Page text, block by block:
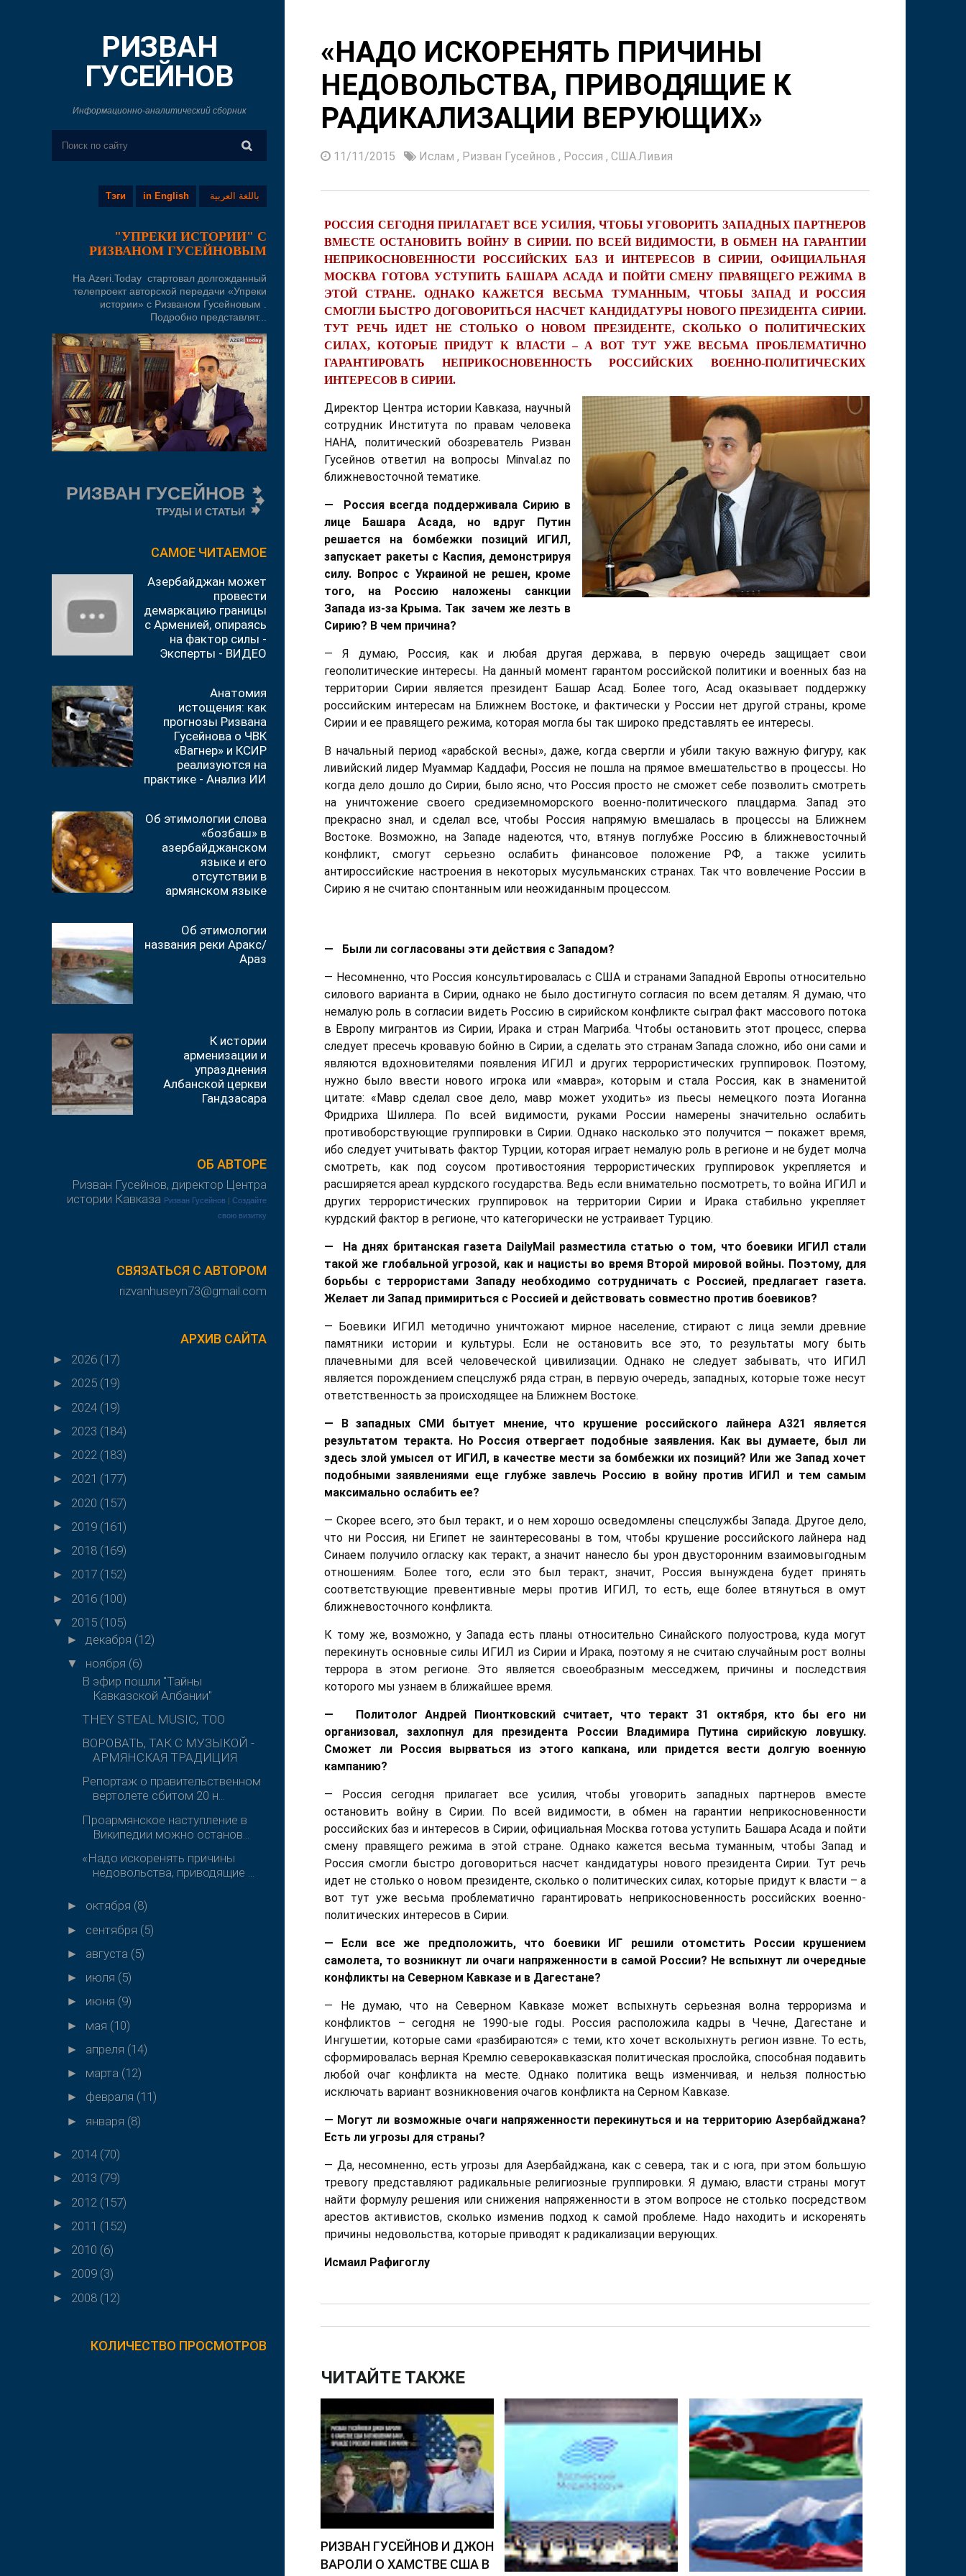
РИЗВАН
ГУСЕЙНОВ
Информационно-аналитический сборник
باللغة العربية in English
Тэги
"УПРЕКИ ИСТОРИИ" С
РИЗВАНОМ ГУСЕЙНОВЫМ
На Azeri.Today стартовал долгожданный
телепроект авторской передачи «Упреки
истории» с Ризваном Гусейновым .
Подробно представлят...
РИЗВАН ГУСЕЙНОВ
ТРУДЫ И СТАТЬИ
САМОЕ ЧИТАЕМОЕ
Азербайджан может
провести
демаркацию границы
с Арменией, опираясь
на фактор силы -
Эксперты - ВИДЕО
Анатомия
истощения: как
прогнозы Ризвана
Гусейнова о ЧВК
«Вагнер» и КСИР
реализуются на
практике - Анализ ИИ
Об этимологии слова
«бозбаш» в
азербайджанском
языке и его
отсутствии в
армянском языке
Об этимологии
названия реки Аракс/
Араз
К истории
арменизации и
упразднения
Албанской церкви
Гандзасара
ОБ АВТОРЕ
Ризван Гусейнов, директор Центра
истории Кавказа Ризван Гусейнов | Создайте
свою визитку
СВЯЗАТЬСЯ С АВТОРОМ
rizvanhuseyn73@gmail.com
АРХИВ САЙТА
► 2026 (17)
► 2025 (19)
► 2024 (19)
► 2023 (184)
► 2022 (183)
► 2021 (177)
► 2020 (157)
► 2019 (161)
► 2018 (169)
► 2017 (152)
► 2016 (100)
▼ 2015 (105)
►декабря (12)
▼ ноября (6)
В эфир пошли "Тайны
Кавказской Албании"
THEY STEAL MUSIC, TOO
ВОРОВАТЬ, ТАК С МУЗЫКОЙ -
АРМЯНСКАЯ ТРАДИЦИЯ
Репортаж о правительственном
вертолете сбитом 20 н...
Проармянское наступление в
Википедии можно останов...
«Надо искоренять причины
недовольства, приводящие ...
► октября (8)
► сентября (5)
► августа (5)
► июля (5)
► июня (9)
► мая (10)
► апреля (14)
► марта (12)
► февраля (11)
► января (8)
► 2014 (70)
► 2013 (79)
► 2012 (157)
► 2011 (152)
► 2010 (6)
► 2009 (3)
► 2008 (12)
КОЛИЧЕСТВО ПРОСМОТРОВ
«НАДО ИСКОРЕНЯТЬ ПРИЧИНЫ
НЕДОВОЛЬСТВА, ПРИВОДЯЩИЕ К
РАДИКАЛИЗАЦИИ ВЕРУЮЩИХ»
11/11/2015 Ислам , Ризван Гусейнов , Россия , США.Ливия
РОССИЯ СЕГОДНЯ ПРИЛАГАЕТ ВСЕ УСИЛИЯ, ЧТОБЫ УГОВОРИТЬ ЗАПАДНЫХ ПАРТНЕРОВ
ВМЕСТЕ ОСТАНОВИТЬ ВОЙНУ В СИРИИ. ПО ВСЕЙ ВИДИМОСТИ, В ОБМЕН НА ГАРАНТИИ
НЕПРИКОСНОВЕННОСТИ РОССИЙСКИХ БАЗ И ИНТЕРЕСОВ В СИРИИ, ОФИЦИАЛЬНАЯ
МОСКВА ГОТОВА УСТУПИТЬ БАШАРА АСАДА И ПОЙТИ СМЕНУ ПРАВЯЩЕГО РЕЖИМА В
ЭТОЙ СТРАНЕ. ОДНАКО КАЖЕТСЯ ВЕСЬМА ТУМАННЫМ, ЧТОБЫ ЗАПАД И РОССИЯ
СМОГЛИ БЫСТРО ДОГОВОРИТЬСЯ НАСЧЕТ КАНДИДАТУРЫ НОВОГО ПРЕЗИДЕНТА СИРИИ.
ТУТ РЕЧЬ ИДЕТ НЕ СТОЛЬКО О НОВОМ ПРЕЗИДЕНТЕ, СКОЛЬКО О ПОЛИТИЧЕСКИХ
СИЛАХ, КОТОРЫЕ ПРИДУТ К ВЛАСТИ – А ВОТ ТУТ УЖЕ ВЕСЬМА ПРОБЛЕМАТИЧНО
ГАРАНТИРОВАТЬ НЕПРИКОСНОВЕННОСТЬ РОССИЙСКИХ ВОЕННО-ПОЛИТИЧЕСКИХ
ИНТЕРЕСОВ В СИРИИ.
Директор Центра истории Кавказа, научный
сотрудник Института по правам человека
НАНА, политический обозреватель Ризван
Гусейнов ответил на вопросы Minval.az по
ближневосточной тематике.
— Россия всегда поддерживала Сирию в
лице Башара Асада, но вдруг Путин
решается на бомбежки позиций ИГИЛ,
запускает ракеты с Каспия, демонстрируя
силу. Вопрос с Украиной не решен, кроме
того, на Россию наложены санкции
Запада из-за Крыма. Так зачем же лезть в
Сирию? В чем причина?
— Я думаю, Россия, как и любая другая держава, в первую очередь защищает свои
геополитические интересы. На данный момент гарантом российской политики и военных баз на
территории Сирии является президент Башар Асад. Более того, Асад оказывает поддержку
российским интересам на Ближнем Востоке, и фактически у России нет другой страны, кроме
Сирии и ее правящего режима, которая могла бы так широко представлять ее интересы.
В начальный период «арабской весны», даже, когда свергли и убили такую важную фигуру, как
ливийский лидер Муаммар Каддафи, Россия не пошла на прямое вмешательство в процессы. Но
когда дело дошло до Сирии, было ясно, что Россия просто не сможет себе позволить смотреть
на уничтожение своего средиземноморского военно-политического плацдарма. Запад это
прекрасно знал, и сделал все, чтобы Россия напрямую вмешалась в процессы на Ближнем
Востоке. Возможно, на Западе надеются, что, втянув поглубже Россию в ближневосточный
конфликт, смогут серьезно ослабить финансовое положение РФ, а также усилить
антироссийские настроения в некоторых мусульманских странах. Так что вовлечение России в
Сирию я не считаю спонтанным или неожиданным процессом.
— Были ли согласованы эти действия с Западом?
— Несомненно, что Россия консультировалась с США и странами Западной Европы относительно
силового варианта в Сирии, однако не было достигнуто согласия по всем деталям. Я думаю, что
немалую роль в согласии видеть Россию в сирийском конфликте сыграл факт массового потока
в Европу мигрантов из Сирии, Ирака и стран Магриба. Чтобы остановить этот процесс, сперва
следует пресечь кровавую бойню в Сирии, а сделать это странам Запада сложно, ибо они сами и
являются вдохновителями появления ИГИЛ и других террористических группировок. Поэтому,
нужно было ввести нового игрока или «мавра», которым и стала Россия, как в знаменитой
цитате: «Мавр сделал свое дело, мавр может уходить» из пьесы немецкого поэта Иоганна
Фридриха Шиллера. По всей видимости, руками России намерены значительно ослабить
противоборствующие группировки в Сирии. Однако насколько это получится — покажет время,
ибо следует учитывать фактор Турции, которая играет немалую роль в регионе и не будет молча
смотреть, как под соусом противостояния террористических группировок укрепляется и
расширяется ареал курдского государства. Ведь если внимательно посмотреть, то война ИГИЛ и
других террористических группировок на территории Сирии и Ирака стабильно укрепляет
курдский фактор в регионе, что категорически не устраивает Турцию.
— На днях британская газета DailyMail разместила статью о том, что боевики ИГИЛ стали
такой же глобальной угрозой, как и нацисты во время Второй мировой войны. Поэтому, для
борьбы с террористами Западу необходимо сотрудничать с Россией, предлагает газета.
Желает ли Запад примириться с Россией и действовать совместно против боевиков?
— Боевики ИГИЛ методично уничтожают мирное население, стирают с лица земли древние
памятники истории и культуры. Если не остановить все это, то результаты могу быть
плачевными для всей человеческой цивилизации. Однако не следует забывать, что ИГИЛ
является порождением спецслужб ряда стран, в первую очередь, западных, которые тоже несут
ответственность за происходящее на Ближнем Востоке.
— В западных СМИ бытует мнение, что крушение российского лайнера А321 является
результатом теракта. Но Россия отвергает подобные заявления. Как вы думаете, был ли
здесь злой умысел от ИГИЛ, в качестве мести за бомбежки их позиций? Или же Запад хочет
подобными заявлениями еще глубже завлечь Россию в войну против ИГИЛ и тем самым
максимально ослабить ее?
— Скорее всего, это был теракт, и о нем хорошо осведомлены спецслужбы Запада. Другое дело,
что ни Россия, ни Египет не заинтересованы в том, чтобы крушение российского лайнера над
Синаем получило огласку как теракт, а значит нанесло бы урон двусторонним взаимовыгодным
отношениям. Более того, если это был теракт, значит, Россия вынуждена будет принять
соответствующие превентивные меры против ИГИЛ, то есть, еще более втянуться в омут
ближневосточного конфликта.
К тому же, возможно, у Запада есть планы относительно Синайского полуострова, куда могут
перекинуть основные силы ИГИЛ из Сирии и Ирака, поэтому я не считаю случайным рост волны
террора в этом регионе. Это является своеобразным месседжем, причины и последствия
которого мы узнаем в ближайшее время.
— Политолог Андрей Пионтковский считает, что теракт 31 октября, кто бы его ни
организовал, захлопнул для президента России Владимира Путина сирийскую ловушку.
Сможет ли Россия вырваться из этого капкана, или придется вести долгую военную
кампанию?
— Россия сегодня прилагает все усилия, чтобы уговорить западных партнеров вместе
остановить войну в Сирии. По всей видимости, в обмен на гарантии неприкосновенности
российских баз и интересов в Сирии, официальная Москва готова уступить Башара Асада и пойти
смену правящего режима в этой стране. Однако кажется весьма туманным, чтобы Запад и
Россия смогли быстро договориться насчет кандидатуры нового президента Сирии. Тут речь
идет не столько о новом президенте, сколько о политических силах, которые придут к власти – а
вот тут уже весьма проблематично гарантировать неприкосновенность российских военно-
политических интересов в Сирии.
— Если все же предположить, что боевики ИГ решили отомстить России крушением
самолета, то возникнут ли очаги напряженности в самой России? Не вспыхнут ли очередные
конфликты на Северном Кавказе и в Дагестане?
— Не думаю, что на Северном Кавказе может вспыхнуть серьезная волна терроризма и
конфликтов – сегодня не 1990-ые годы. Россия расположила кадры в Чечне, Дагестане и
Ингушетии, которые сами «разбираются» с теми, кто хочет всколыхнуть регион извне. То есть,
сформировалась верная Кремлю северокавказская политическая прослойка, способная подавить
любой очаг конфликта на месте. Однако политика вещь изменчивая, и нельзя полностью
исключать вариант возникновения очагов конфликта на Серном Кавказе.
— Могут ли возможные очаги напряженности перекинуться и на территорию Азербайджана?
Есть ли угрозы для страны?
— Да, несомненно, есть угрозы для Азербайджана, как с севера, так и с юга, при этом большую
тревогу представляют радикальные религиозные группировки. Я думаю, власти страны могут
найти формулу решения или снижения напряженности в этом вопросе не столько посредством
арестов активистов, сколько изменив подход к самой проблеме. Надо находить и искоренять
причины недовольства, которые приводят к радикализации верующих.
Исмаил Рафигоглу
ЧИТАЙТЕ ТАКЖЕ
РИЗВАН ГУСЕЙНОВ И ДЖОН
ВАРОЛИ О ХАМСТВЕ США В